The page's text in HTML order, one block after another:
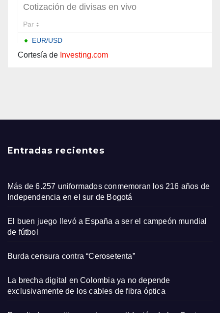
Cortesía de Investing.com
Entradas recientes
Más de 6.257 uniformados conmemoran los 216 años de
Independencia en el sur de Bogotá
El buen juego llevó a España a ser el campeón mundial
de fútbol
Burda censura contra “Cerosetenta”
La brecha digital en Colombia ya no depende
exclusivamente de los cables de fibra óptica